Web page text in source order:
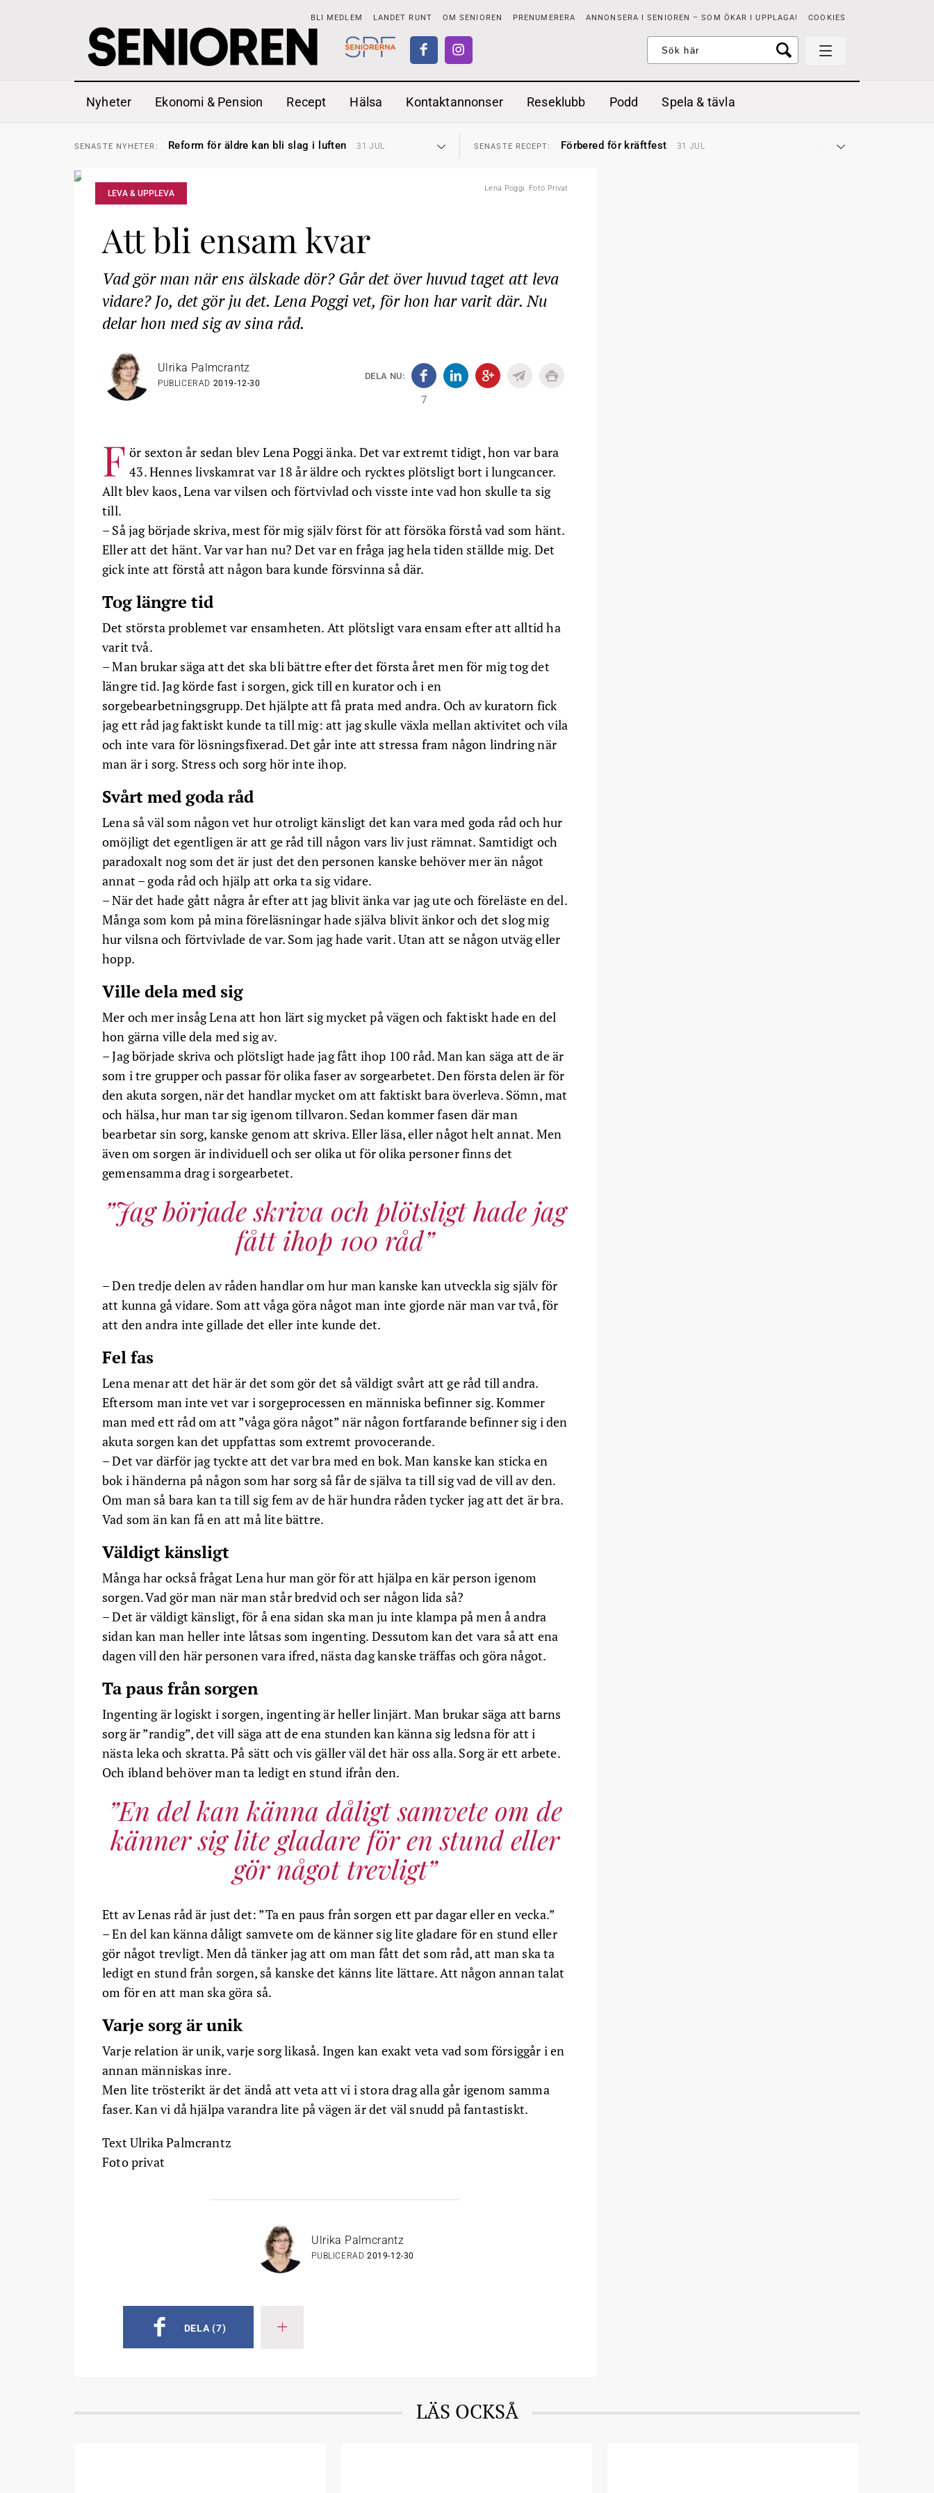
BLI MEDLEM LANDET RUNT OM SENIOREN PRENUMERERA ANNONSERA I SENIOREN – SOM ÖKAR I UPPLAGA! COOKIES
Nyheter Ekonomi & Pension Recept Hälsa Kontaktannonser Reseklubb Podd Spela & tävla
SENASTE NYHETER: Reform för äldre kan bli slag i luften 31 JUL
SENASTE
SENASTE
SENASTENYHETER: Hyror rusar ifrån äldres bostadstillägg
SENASTE RECEPT: Förbered för kräftfest 31 JUL
SENASTE RECEPT: Mycket smak med örter
Lena Poggi. Foto Privat
LEVA & UPPLEVA
Att bli ensam kvar
Vad gör man när ens älskade dör? Går det över huvud taget att leva
vidare? Jo, det gör ju det. Lena Poggi vet, för hon har varit där. Nu
delar hon med sig av sina råd.
Ulrika Palmcrantz
PUBLICERAD 2019-12-30
DELA NU:
7
F ör sexton år sedan blev Lena Poggi änka. Det var extremt tidigt, hon var bara
43. Hennes livskamrat var 18 år äldre och rycktes plötsligt bort i lungcancer.
Allt blev kaos, Lena var vilsen och förtvivlad och visste inte vad hon skulle ta sig
till.
– Så jag började skriva, mest för mig själv först för att försöka förstå vad som hänt.
Eller att det hänt. Var var han nu? Det var en fråga jag hela tiden ställde mig. Det
gick inte att förstå att någon bara kunde försvinna så där.
Tog längre tid
Det största problemet var ensamheten. Att plötsligt vara ensam efter att alltid ha
varit två.
– Man brukar säga att det ska bli bättre efter det första året men för mig tog det
längre tid. Jag körde fast i sorgen, gick till en kurator och i en
sorgebearbetningsgrupp. Det hjälpte att få prata med andra. Och av kuratorn fick
jag ett råd jag faktiskt kunde ta till mig: att jag skulle växla mellan aktivitet och vila
och inte vara för lösningsfixerad. Det går inte att stressa fram någon lindring när
man är i sorg. Stress och sorg hör inte ihop.
Svårt med goda råd
Lena så väl som någon vet hur otroligt känsligt det kan vara med goda råd och hur
omöjligt det egentligen är att ge råd till någon vars liv just rämnat. Samtidigt och
paradoxalt nog som det är just det den personen kanske behöver mer än något
annat – goda råd och hjälp att orka ta sig vidare.
– När det hade gått några år efter att jag blivit änka var jag ute och föreläste en del.
Många som kom på mina föreläsningar hade själva blivit änkor och det slog mig
hur vilsna och förtvivlade de var. Som jag hade varit. Utan att se någon utväg eller
hopp.
Ville dela med sig
Mer och mer insåg Lena att hon lärt sig mycket på vägen och faktiskt hade en del
hon gärna ville dela med sig av.
– Jag började skriva och plötsligt hade jag fått ihop 100 råd. Man kan säga att de är
som i tre grupper och passar för olika faser av sorgearbetet. Den första delen är för
den akuta sorgen, när det handlar mycket om att faktiskt bara överleva. Sömn, mat
och hälsa, hur man tar sig igenom tillvaron. Sedan kommer fasen där man
bearbetar sin sorg, kanske genom att skriva. Eller läsa, eller något helt annat. Men
även om sorgen är individuell och ser olika ut för olika personer finns det
gemensamma drag i sorgearbetet.
Jag började skriva och plötsligt hade jag
fått ihop 100 råd
– Den tredje delen av råden handlar om hur man kanske kan utveckla sig själv för
att kunna gå vidare. Som att våga göra något man inte gjorde när man var två, för
att den andra inte gillade det eller inte kunde det.
Fel fas
Lena menar att det här är det som gör det så väldigt svårt att ge råd till andra.
Eftersom man inte vet var i sorgeprocessen en människa befinner sig. Kommer
man med ett råd om att ”våga göra något” när någon fortfarande befinner sig i den
akuta sorgen kan det uppfattas som extremt provocerande.
– Det var därför jag tyckte att det var bra med en bok. Man kanske kan sticka en
bok i händerna på någon som har sorg så får de själva ta till sig vad de vill av den.
Om man så bara kan ta till sig fem av de här hundra råden tycker jag att det är bra.
Vad som än kan få en att må lite bättre.
Väldigt känsligt
Många har också frågat Lena hur man gör för att hjälpa en kär person igenom
sorgen. Vad gör man när man står bredvid och ser någon lida så?
– Det är väldigt känsligt, för å ena sidan ska man ju inte klampa på men å andra
sidan kan man heller inte låtsas som ingenting. Dessutom kan det vara så att ena
dagen vill den här personen vara ifred, nästa dag kanske träffas och göra något.
Ta paus från sorgen
Ingenting är logiskt i sorgen, ingenting är heller linjärt. Man brukar säga att barns
sorg är ”randig”, det vill säga att de ena stunden kan känna sig ledsna för att i
nästa leka och skratta. På sätt och vis gäller väl det här oss alla. Sorg är ett arbete.
Och ibland behöver man ta ledigt en stund ifrån den.
En del kan känna dåligt samvete om de
känner sig lite gladare för en stund eller
gör något trevligt
Ett av Lenas råd är just det: ”Ta en paus från sorgen ett par dagar eller en vecka.”
– En del kan känna dåligt samvete om de känner sig lite gladare för en stund eller
gör något trevligt. Men då tänker jag att om man fått det som råd, att man ska ta
ledigt en stund från sorgen, så kanske det känns lite lättare. Att någon annan talat
om för en att man ska göra så.
Varje sorg är unik
Varje relation är unik, varje sorg likaså. Ingen kan exakt veta vad som försiggår i en
annan människas inre.
Men lite trösterikt är det ändå att veta att vi i stora drag alla går igenom samma
faser. Kan vi då hjälpa varandra lite på vägen är det väl snudd på fantastiskt.
Text Ulrika Palmcrantz
Foto privat
Ulrika Palmcrantz
PUBLICERAD2019-12-30
DELA (7)
LÄS OCKSÅ